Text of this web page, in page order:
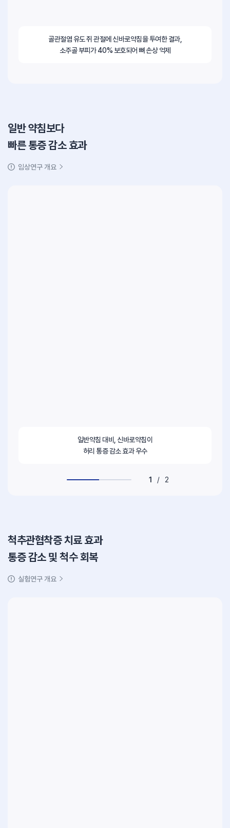
골관절염 유도 쥐 관절에 신바로약침을 투여한 결과,
소주골 부피가 40% 보호되어 뼈 손상 억제
일반 약침보다
빠른 통증 감소 효과
임상연구 개요
일반약침 대비, 신바로약침이
허리 통증 감소 효과 우수
1 / 2
척추관협착증 치료 효과
통증 감소 및 척수 회복
실험연구 개요